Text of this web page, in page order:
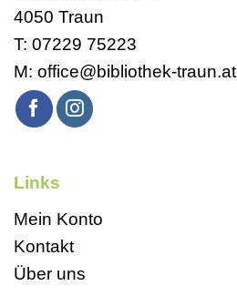
4050 Traun
T: 07229 75223
M: office@bibliothek-traun.at
Links
Mein Konto
Kontakt
Über uns